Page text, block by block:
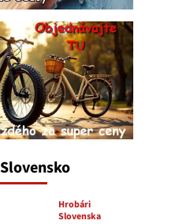
Slovensko
Hrobári
Slovenska